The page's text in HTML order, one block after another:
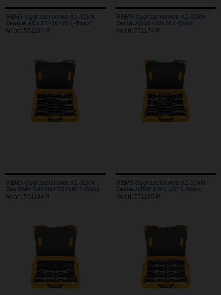
REMS Cęgi zaciskowe A1-32kN
Zestaw ACz 12+16+20 L-Boxx*
Nr art. 571180 R
REMS Cęgi zaciskowe A1-32kN
Zestaw B 16+20+26 L-Boxx
Nr art. 571174 R
REMS Cęgi zaciskowe A1-32kN
Zes BMP 1/4+3/8+1/2+5/8"L-Boxx
Nr art. 571184 R
REMS Cęgi zaciskowe A1-32kN
Zestaw BMP 1/4-1 1/8" L-Boxx
Nr art. 571185 R